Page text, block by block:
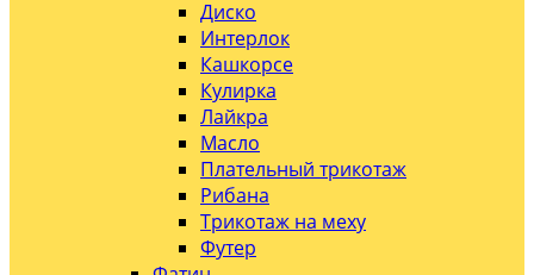
Диско
Интерлок
Кашкорсе
Кулирка
Лайкра
Масло
Плательный трикотаж
Рибана
Трикотаж на меху
Футер